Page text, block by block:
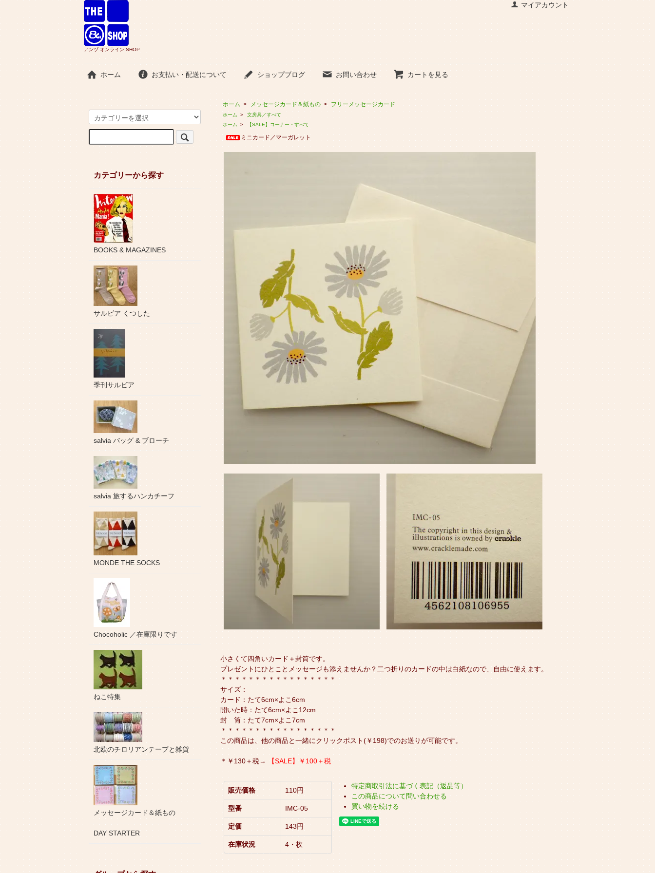
マイアカウント
アンヅ オンライン SHOP
ホーム お支払い・配送について ショップブログ お問い合わせ カートを見る
ホーム > メッセージカード＆紙もの > フリーメッセージカード
ホーム >
文房具／すべて
ホーム > 【SALE】コーナー・すべて
ミニカード／マーガレット
小さくて四角いカード＋封筒です。
プレゼントにひとことメッセージも添えませんか？二つ折りのカードの中は白紙なので、自由に使えます。
＊＊＊＊＊＊＊＊＊＊＊＊＊＊＊＊＊
サイズ：
カード：たて6cm×よこ6cm
開いた時：たて6cm×よこ12cm
封 筒：たて7cm×よこ7cm
＊＊＊＊＊＊＊＊＊＊＊＊＊＊＊＊＊
この商品は、他の商品と一緒にクリックポスト(￥198)でのお送りが可能です。
＊￥130＋税→ 【SALE】￥100＋税
販売価格 110円
型番 IMC-05
定価 143円
在庫状況 4・枚
特定商取引法に基づく表記（返品等）
この商品について問い合わせる
買い物を続ける
カテゴリーから探す
BOOKS & MAGAZINES
サルビア くつした
季刊サルビア
salvia バッグ & ブローチ
salvia 旅するハンカチーフ
MONDE THE SOCKS
Chocoholic ／在庫限りです
ねこ特集
北欧のチロリアンテープと雑貨
メッセージカード＆紙もの
DAY STARTER